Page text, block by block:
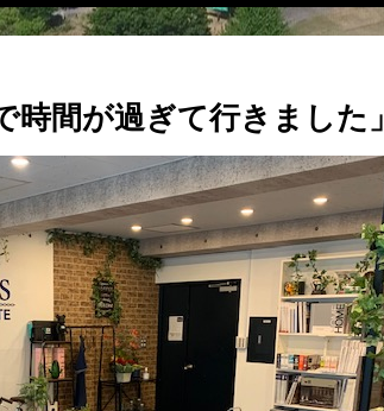
時間が過ぎて行きました」